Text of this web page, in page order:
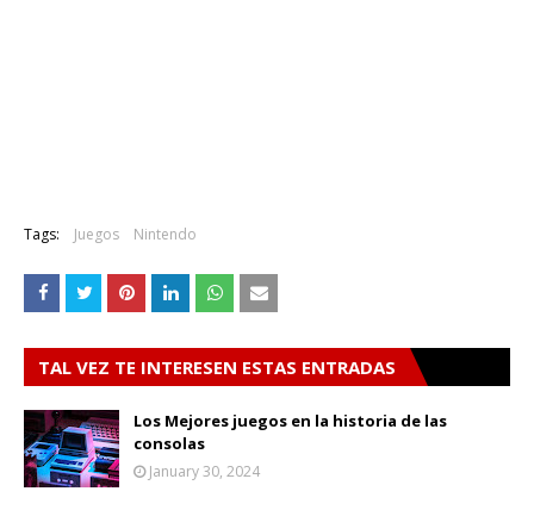
Tags: Juegos Nintendo
TAL VEZ TE INTERESEN ESTAS ENTRADAS
Los Mejores juegos en la historia de las
consolas
January 30, 2024